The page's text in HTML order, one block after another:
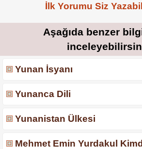
İlk Yorumu Siz
Aşağıda benzer
Yunan İsyanı
Yunanca Dili
Yunanistan Ülkesi
Mehmet Emin Yurdakul